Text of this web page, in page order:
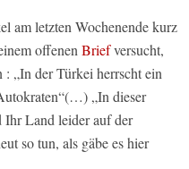
am letzten Wochenende kurz
offenen Briefversucht,
: „In der Türkei herrscht ein
„In dieser
Ihr Land leider auf der
so tun, als gäbe es hier